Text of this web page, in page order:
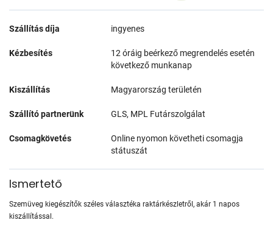
Szállítás díja ingyenes
Kézbesítés
12 óráig beérkező megrendelés esetén
következő munkanap
Kiszállítás Magyarország területén
Szállító partnerünk GLS, MPL Futárszolgálat
Csomagkövetés
Online nyomon követheti csomagja
státuszát
Ismertető
Szemüveg kiegészítők széles választéka raktárkészletről, akár 1 napos
kiszállítással.